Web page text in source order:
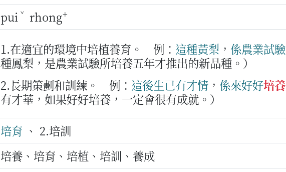
pui ˇ rhong+
1.在適宜的環境中培植養育。 例： 這種黃梨 ， 係農業試驗
種鳳梨，是農業試驗所培養五年才推出的新品種。）
2.長期策劃和訓練。
例： 這後生已有才情 ， 係來好好培養
有才華，如果好好培養，一定會很有成就。）
培育 、 2.培訓
培養、培育、培植、培訓、養成